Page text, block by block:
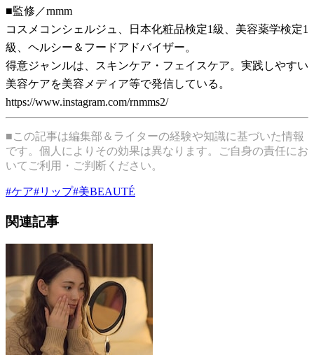
■監修／rnmm
コスメコンシェルジュ、日本化粧品検定1級、美容薬学検定1
級、ヘルシー＆フードアドバイザー。
得意ジャンルは、スキンケア・フェイスケア。実践しやすい
美容ケアを美容メディア等で発信している。
https://www.instagram.com/rnmms2/
■この記事は編集部＆ライターの経験や知識に基づいた情報
です。個人によりその効果は異なります。ご自身の責任にお
いてご利用・ご判断ください。
#ケア#リップ#美BEAUTÉ
関連記事